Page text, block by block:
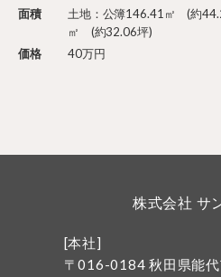
面積
土地：公簿146.41㎡ (約
㎡ (約32.06坪)
価格
40万円
株式会社 サ
[本社]
〒016-0184 秋田県能